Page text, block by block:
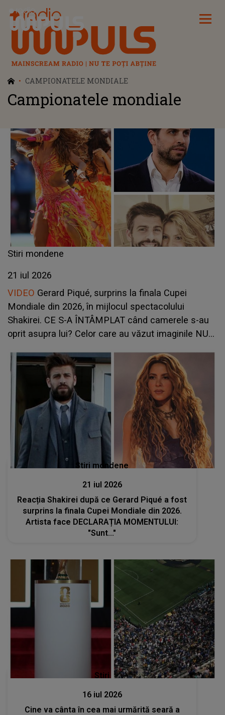
Radio Impuls
CAMPIONATELE MONDIALE
Campionatele mondiale
Stiri mondene
21 iul 2026
VIDEO Gerard Piqué, surprins la finala Cupei
Mondiale din 2026, în mijlocul spectacolului
Shakirei. CE S-A ÎNTÂMPLAT când camerele s-au
oprit asupra lui? Celor care au văzut imaginile NU
Stiri mondene
21 iul 2026
Reacția Shakirei după ce Gerard Piqué a fost
surprins la finala Cupei Mondiale din 2026.
Artista face DECLARAȚIA MOMENTULUI:
"Sunt..."
Stiri
16 iul 2026
Cine va cânta în cea mai urmărită seară a